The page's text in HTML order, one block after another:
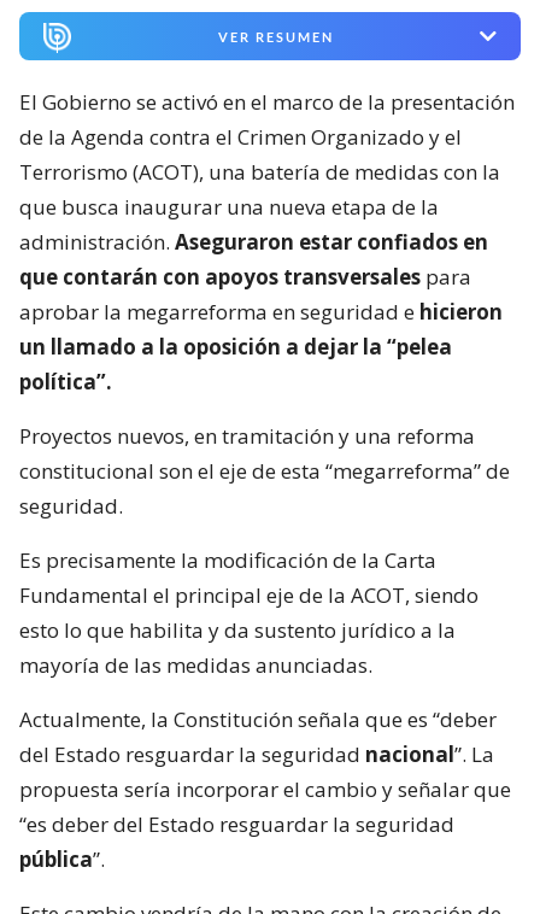
VER RESUMEN
El Gobierno se activó en el marco de la presentación
de la Agenda contra el Crimen Organizado y el
Terrorismo (ACOT), una batería de medidas con la
que busca inaugurar una nueva etapa de la
administración. Aseguraron estar confiados en
que contarán con apoyos transversales para
aprobar la megarreforma en seguridad e hicieron
un llamado a la oposición a dejar la “pelea
política”.
Proyectos nuevos, en tramitación y una reforma
constitucional son el eje de esta “megarreforma” de
seguridad.
Es precisamente la modificación de la Carta
Fundamental el principal eje de la ACOT, siendo
esto lo que habilita y da sustento jurídico a la
mayoría de las medidas anunciadas.
Actualmente, la Constitución señala que es “deber
del Estado resguardar la seguridad nacional”. La
propuesta sería incorporar el cambio y señalar que
“es deber del Estado resguardar la seguridad
pública”.